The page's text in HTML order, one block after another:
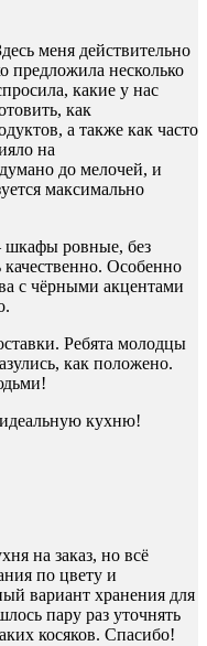
меня действительно
предложила несколько
какие у нас
как
а также как часто
на
до мелочей, и
максимально
шкафы ровные, без
качественно. Особенно
с чёрными акцентами
Ребята молодцы
как положено.
идеальную кухню!
на заказ, но всё
по цвету и
вариант хранения для
пару раз уточнять
косяков. Спасибо!